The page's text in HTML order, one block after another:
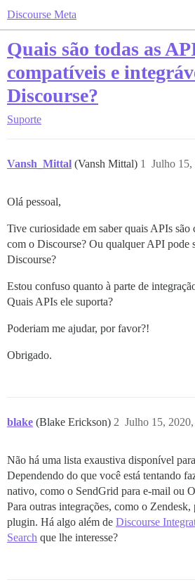
Discourse Meta
Quais são todas as
compatíveis e
Discourse?
Suporte
Vansh_Mittal (Vansh Mittal) Julho 15,
1
Olá pessoal,
Tive curiosidade em saber quais APIs
com o Discourse? Ou qualquer API pode
Discourse?
Estou confuso quanto à parte de
Quais APIs ele suporta?
Poderiam me ajudar, por favor?!
Obrigado.
blake (Blake Erickson) Julho 15,
2
Não há uma lista exaustiva disponível
Dependendo do que você está tentando
nativo, como o SendGrid para e-mail ou
Para outras integrações, como o
plugin. Há algo além de Discourse
Search que lhe interesse?